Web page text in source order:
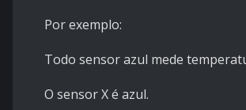
Por exemplo:
Todo sensor azul mede
O sensor X é azul.